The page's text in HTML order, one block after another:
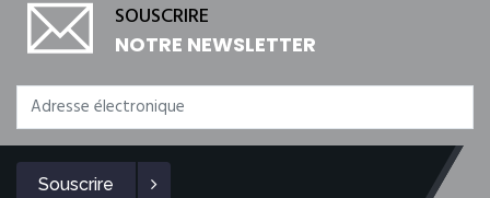
SOUSCRIRE
NOTRE NEWSLETTER
Souscrire